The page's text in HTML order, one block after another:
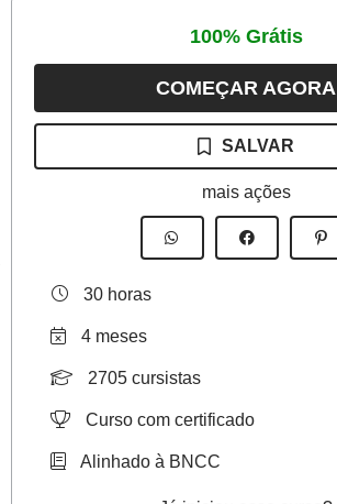
100% Grátis
COMEÇAR AGORA
CURSO
XPERIENCE
PARA
MELHORAR
SALVAR
mais ações
30 horas
4 meses
2705 cursistas
Curso com certificado
Alinhado à BNCC